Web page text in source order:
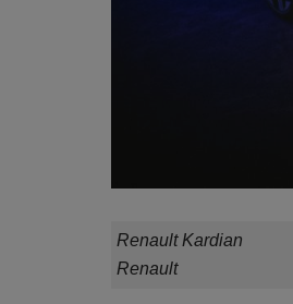
Renault Kardian
Renault